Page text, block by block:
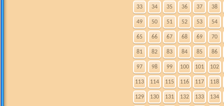
33 34 35 36 37 38
49 50 51 52 53 54
65 66 67 68 69 70
81 82 83 84 85 86
97 98 99 100 101 102
113 114 115 116 117 118
129 130 131 132 133 134